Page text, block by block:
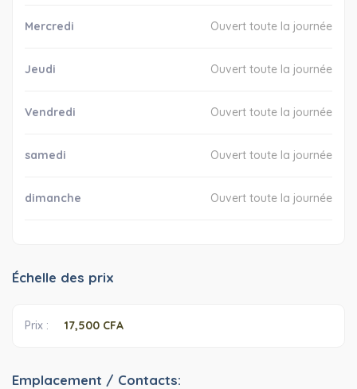
Mercredi Ouvert toute la journée
Jeudi Ouvert toute la journée
Vendredi Ouvert toute la journée
samedi Ouvert toute la journée
dimanche Ouvert toute la journée
Échelle des prix
Prix ​​: 17,500 CFA
Emplacement / Contacts: